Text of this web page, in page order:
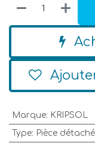
Marque: KRIPSOL
Type: Pièce